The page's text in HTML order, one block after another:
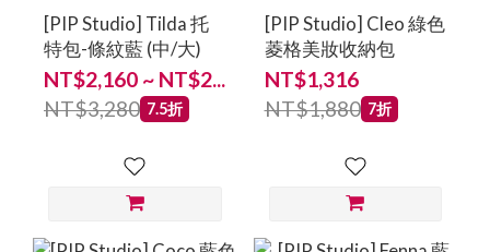
[PIP Studio] Tilda 托
特包-條紋藍 (中/大)
NT$2,160 ~ NT$2...
NT$3,280 7.5折
[PIP Studio] Cleo 綠色
菱格美妝收納包
NT$1,316
NT$1,880 7折